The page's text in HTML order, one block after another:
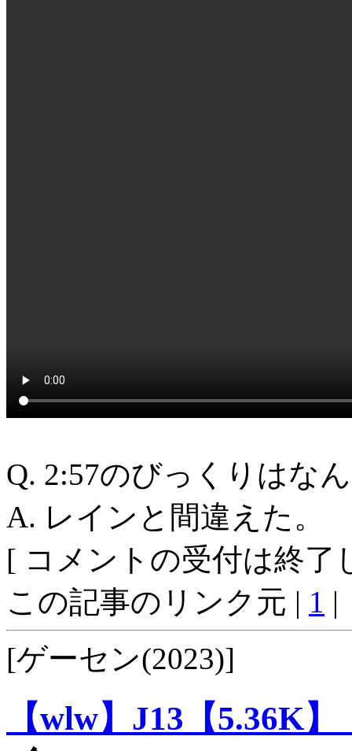
Q. 2:57のびっくりはな
A. レインと間違えた。
[ コメントの受付は終了
この記事のリンク元 | 1 |
[ゲーセン(2023)]
【wlw】J13【5.36K